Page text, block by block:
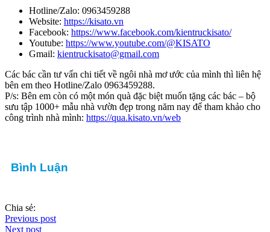
Hotline/Zalo: 0963459288
Website: https://kisato.vn
Facebook: https://www.facebook.com/kientruckisato/
Youtube: https://www.youtube.com/@KISATO
Gmail: kientruckisato@gmail.com
Các bác cần tư vấn chi tiết về ngôi nhà mơ ước của mình thì liên hệ
bên em theo Hotline/Zalo 0963459288.
P/s: Bên em còn có một món quà đặc biệt muốn tặng các bác – bộ
sưu tập 1000+ mẫu nhà vườn đẹp trong năm nay để tham khảo cho
công trình nhà mình: https://qua.kisato.vn/web
Bình Luận
Chia sẻ:
Previous post
Next post